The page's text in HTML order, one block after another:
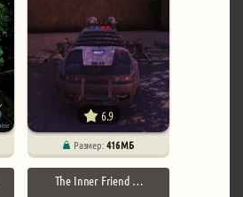
6.9
Размер:416 МБ
The Inner Friend …